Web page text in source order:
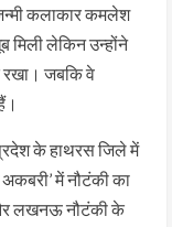
कलाकार कमलेश
मिली लेकिन उन्होंने
रखा। जबकि वे
के हाथरस जिले में
में नौटंकी का
लखनऊ नौटंकी के